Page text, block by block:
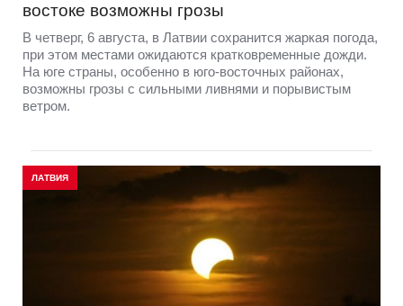
востоке возможны грозы
В четверг, 6 августа, в Латвии сохранится жаркая погода,
при этом местами ожидаются кратковременные дожди.
На юге страны, особенно в юго-восточных районах,
возможны грозы с сильными ливнями и порывистым
ветром.
ЛАТВИЯ